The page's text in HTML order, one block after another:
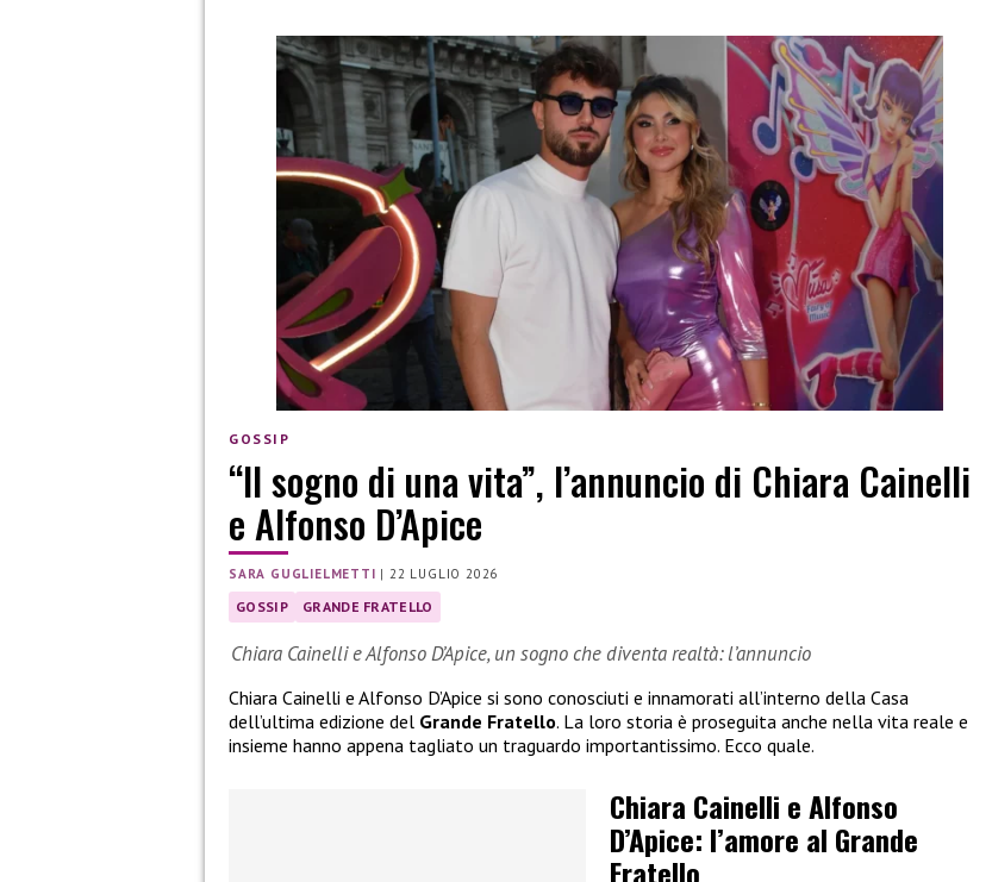
GOSSIP
“Il sogno di una vita”, l’annuncio di Chiara Cainelli
e Alfonso D’Apice
SARA GUGLIELMETTI | 22 LUGLIO 2026
GOSSIP GRANDE FRATELLO
Chiara Cainelli e Alfonso D’Apice, un sogno che diventa realtà: l’annuncio
Chiara Cainelli e Alfonso D’Apice si sono conosciuti e innamorati all’interno della Casa
dell’ultima edizione del Grande Fratello. La loro storia è proseguita anche nella vita reale e
insieme hanno appena tagliato un traguardo importantissimo. Ecco quale.
Chiara Cainelli e Alfonso
D’Apice: l’amore al Grande
Fratello